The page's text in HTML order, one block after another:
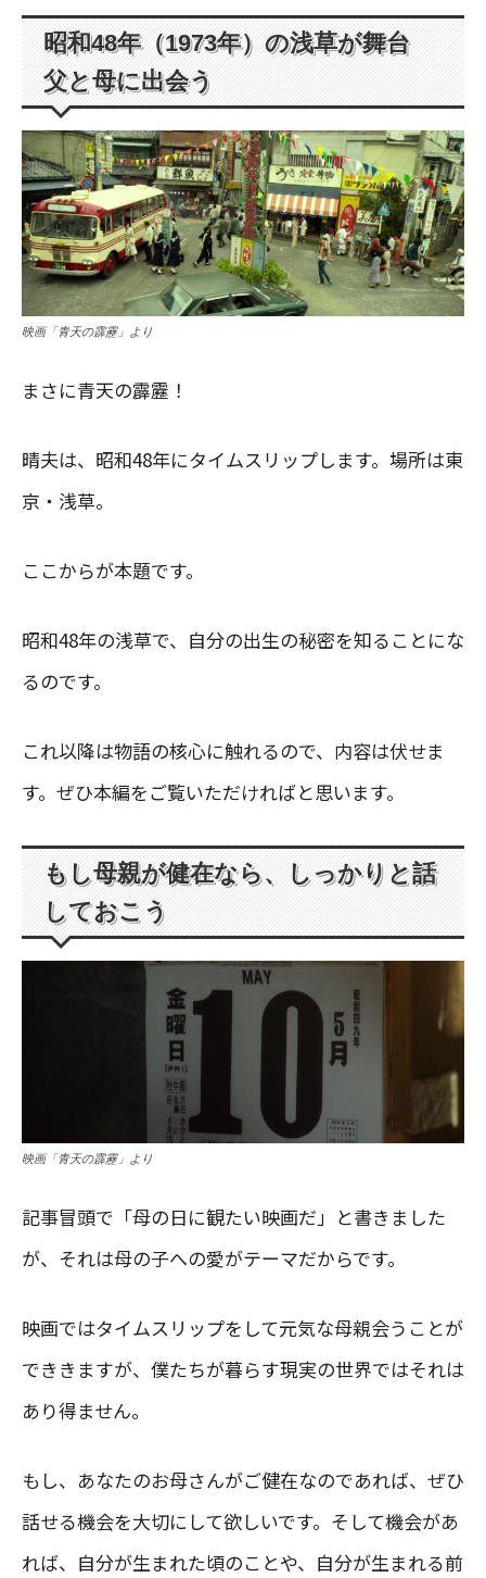
昭和48年（1973年）の浅草が舞台
父と母に出会う
映画「青天の霹靂」より
まさに青天の霹靂！
晴夫は、昭和48年にタイムスリップします。場所は東
京・浅草。
ここからが本題です。
昭和48年の浅草で、自分の出生の秘密を知ることにな
るのです。
これ以降は物語の核心に触れるので、内容は伏せま
す。ぜひ本編をご覧いただければと思います。
もし母親が健在なら、しっかりと話
しておこう
映画「青天の霹靂」より
記事冒頭で「母の日に観たい映画だ」と書きました
が、それは母の子への愛がテーマだからです。
映画ではタイムスリップをして元気な母親会うことが
でききますが、僕たちが暮らす現実の世界ではそれは
あり得ません。
もし、あなたのお母さんがご健在なのであれば、ぜひ
話せる機会を大切にして欲しいです。そして機会があ
れば、自分が生まれた頃のことや、自分が生まれる前